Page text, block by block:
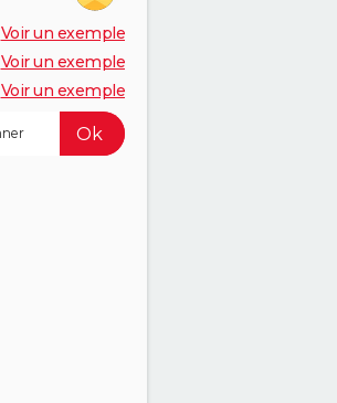
Voir un exemple
Voir un exemple
Voir un exemple